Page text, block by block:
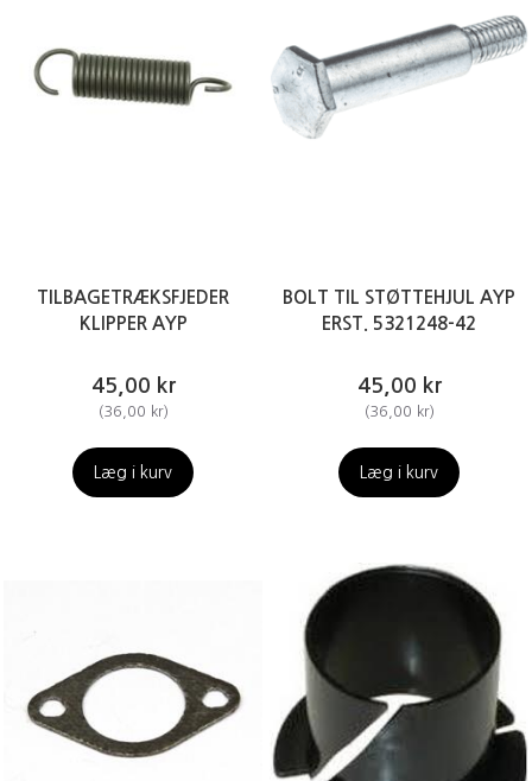
TILBAGETRÆKSFJEDER
KLIPPER AYP
45,00 kr
(36,00 kr)
Læg i kurv
BOLT TIL STØTTEHJUL AYP
ERST. 5321248-42
45,00 kr
(36,00 kr)
Læg i kurv